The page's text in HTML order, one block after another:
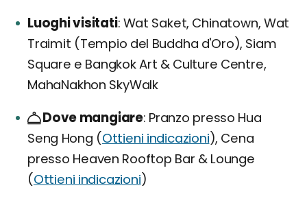
Luoghi visitati Wat Saket, Chinatown, Wat
Traimit (Tempio del Buddha d'Oro), Siam
Square e Bangkok Art & Culture Centre,
MahaNakhon SkyWalk
Dove mangiare Pranzo presso Hua
Seng Hong (Ottieni indicazioni), Cena
presso Heaven Rooftop Bar & Lounge
(Ottieni indicazioni)